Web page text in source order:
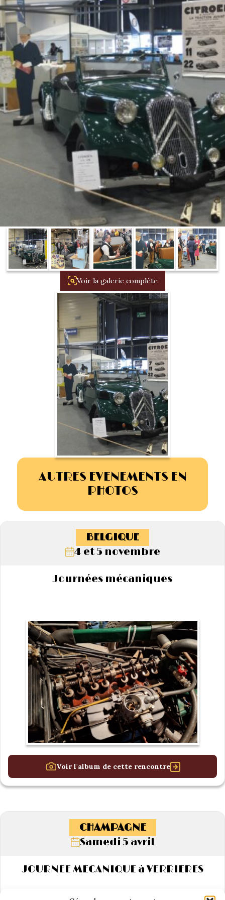
Notre local
La Boutique
Les pièces
L’assurance
Liens
La Revue
Les salons
La traction
La Traction des
membres
Bibliographie
Présentation 7
Présentation 11
Présentation 15 six
Evolution 7 et 11 -
1934/1941
Evolution 11 –
1945/1952
Evolution 11 –
1952/1957
La 15/6 G –
1938/1947
La 15/6 D –
1947/1955
La 15/6 H –
1954/1956
Voir la galerie complète
AUTRES EVENEMENTS EN
PHOTOS
BELGIQUE
4 et 5 novembre
Journées mécaniques
Voir l'album de cette rencontre
CHAMPAGNE
Samedi 5 avril
JOURNEE MECANIQUE à VERRIERES